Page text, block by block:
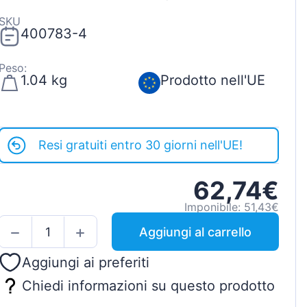
400783-4
1.04 kg Prodotto nell'UE
Resi gratuiti entro 30 giorni nell'UE!
62,74€
Imponibile: 51,43€
Aggiungi al carrello
Aggiungi ai preferiti
Chiedi informazioni su questo prodotto